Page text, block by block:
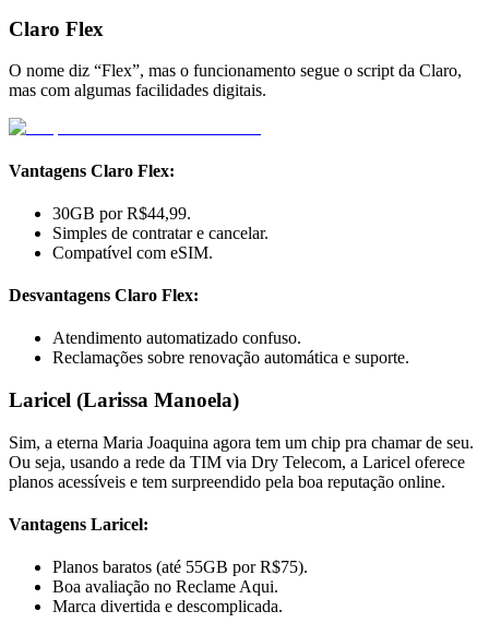
Claro Flex
O nome diz “Flex”, mas o funcionamento segue o script da Claro,
mas com algumas facilidades digitais.
Vantagens Claro Flex:
30GB por R$44,99.
Simples de contratar e cancelar.
Compatível com eSIM.
Desvantagens Claro Flex:
Atendimento automatizado confuso.
Reclamações sobre renovação automática e suporte.
Laricel (Larissa Manoela)
Sim, a eterna Maria Joaquina agora tem um chip pra chamar de seu.
Ou seja, usando a rede da TIM via Dry Telecom, a Laricel oferece
planos acessíveis e tem surpreendido pela boa reputação online.
Vantagens Laricel:
Planos baratos (até 55GB por R$75).
Boa avaliação no Reclame Aqui.
Marca divertida e descomplicada.